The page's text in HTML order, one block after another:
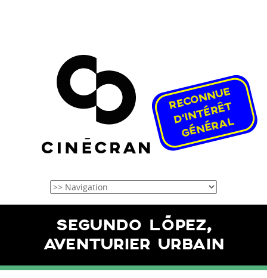
SEGUNDO LÓPEZ,
AVENTURIER URBAIN